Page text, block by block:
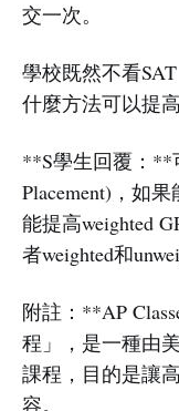
交一次。
學校既然不看
什麼方法可以提
**S學生回覆：**
Placement)，如
能提高weighted
者weighted和
附註：**AP
程」，是一種由
課程，目的是讓
容。